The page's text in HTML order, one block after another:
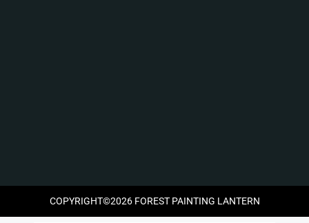
COPYRIGHT©2026 FOREST PAINTING LANTERN